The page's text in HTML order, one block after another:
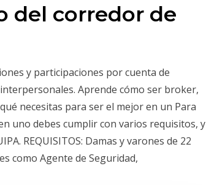
del corredor de
y participaciones por cuenta de
Aprende cómo ser broker,
necesitas para ser el mejor en un Para
uno debes cumplir con varios requisitos, y
REQUISITOS: Damas y varones de 22
como Agente de Seguridad,